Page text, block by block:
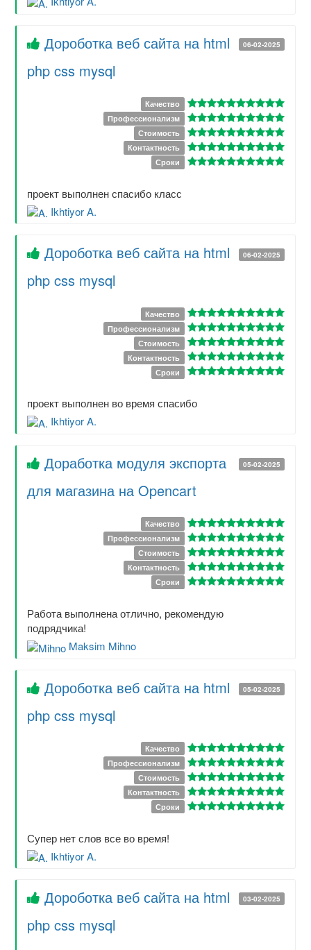
06-02-2025
Дороботка веб сайта на html
php css mysql
Качество
Профессионализм
Стоимость
Контактность
Сроки
проект выполнен спасибо класс
Ikhtiyor A.
06-02-2025
Дороботка веб сайта на html
php css mysql
Качество
Профессионализм
Стоимость
Контактность
Сроки
проект выполнен во время спасибо
Ikhtiyor A.
05-02-2025
Доработка модуля экспорта
для магазина на Opencart
Качество
Профессионализм
Стоимость
Контактность
Сроки
Работа выполнена отлично, рекомендую
подрядчика!
Maksim Mihno
05-02-2025
Дороботка веб сайта на html
php css mysql
Качество
Профессионализм
Стоимость
Контактность
Сроки
Супер нет слов все во время!
Ikhtiyor A.
03-02-2025
Дороботка веб сайта на html
php css mysql